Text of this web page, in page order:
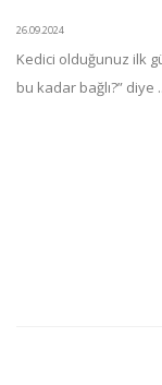
26.09.2024
Kedici olduğunuz ilk
bu kadar bağlı?” diye